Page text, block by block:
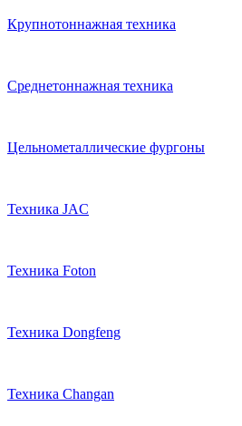
Крупнотоннажная техника
Среднетоннажная техника
Цельнометаллические фургоны
Техника JAC
Техника Foton
Техника Dongfeng
Техника Changan